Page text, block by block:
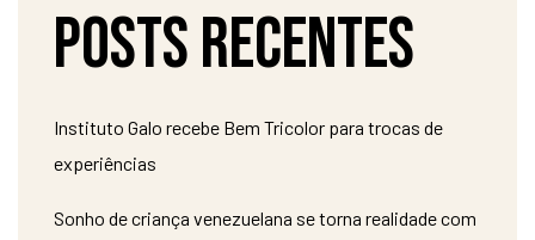
Posts recentes
Instituto Galo recebe Bem Tricolor para trocas de
experiências
Sonho de criança venezuelana se torna realidade com